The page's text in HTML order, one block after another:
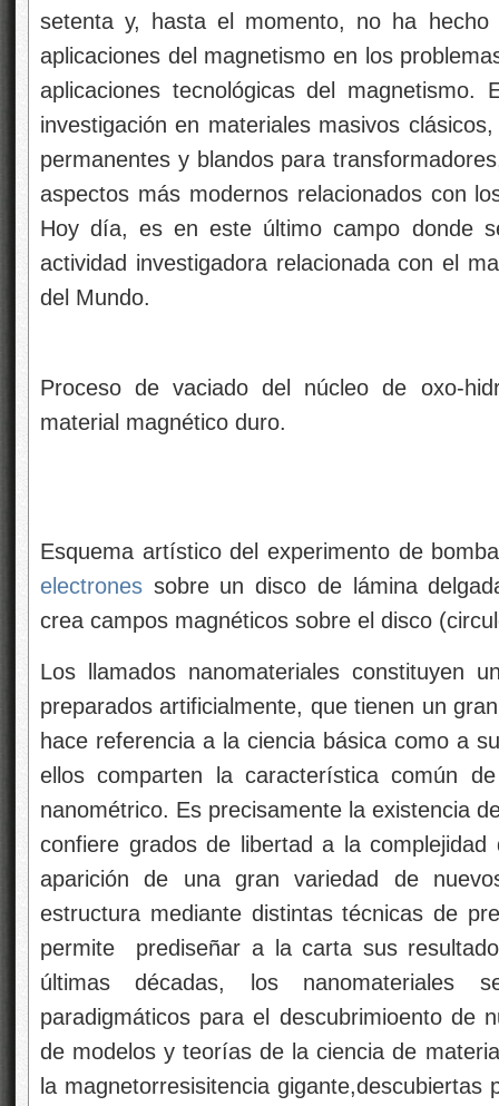
setenta y, hasta el momento, no ha
aplicaciones del magnetismo en los
aplicaciones tecnológicas del magnetismo.
investigación en materiales masivos
permanentes y blandos para
aspectos más modernos relacionados con
Hoy día, es en este último campo donde
actividad investigadora relacionada con el
del Mundo.
Proceso de vaciado del núcleo de oxo-
material magnético duro.
Esquema artístico del experimento de
electrones sobre un disco de lámina
crea campos magnéticos sobre el disco
Los llamados nanomateriales constituyen
preparados artificialmente, que tienen un
hace referencia a la ciencia básica como a
ellos comparten la característica común
nanométrico. Es precisamente la existencia
confiere grados de libertad a la
aparición de una gran variedad de
estructura mediante distintas técnicas de
permite prediseñar a la carta sus
últimas décadas, los nanomateriales
paradigmáticos para el descubrimioento de
de modelos y teorías de la ciencia de
la magnetorresisitencia